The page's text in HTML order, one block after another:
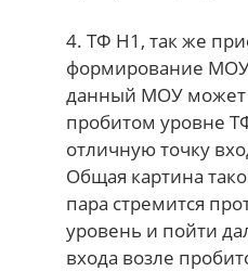
4. ТФ H1, так же
формирование
данный МОУ может
пробитом уровне
отличную точку
Общая картина
пара стремится
уровень и пойти
входа возле